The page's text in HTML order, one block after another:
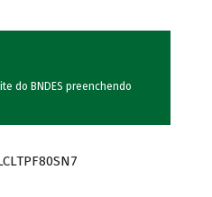
do BNDES preenchendo